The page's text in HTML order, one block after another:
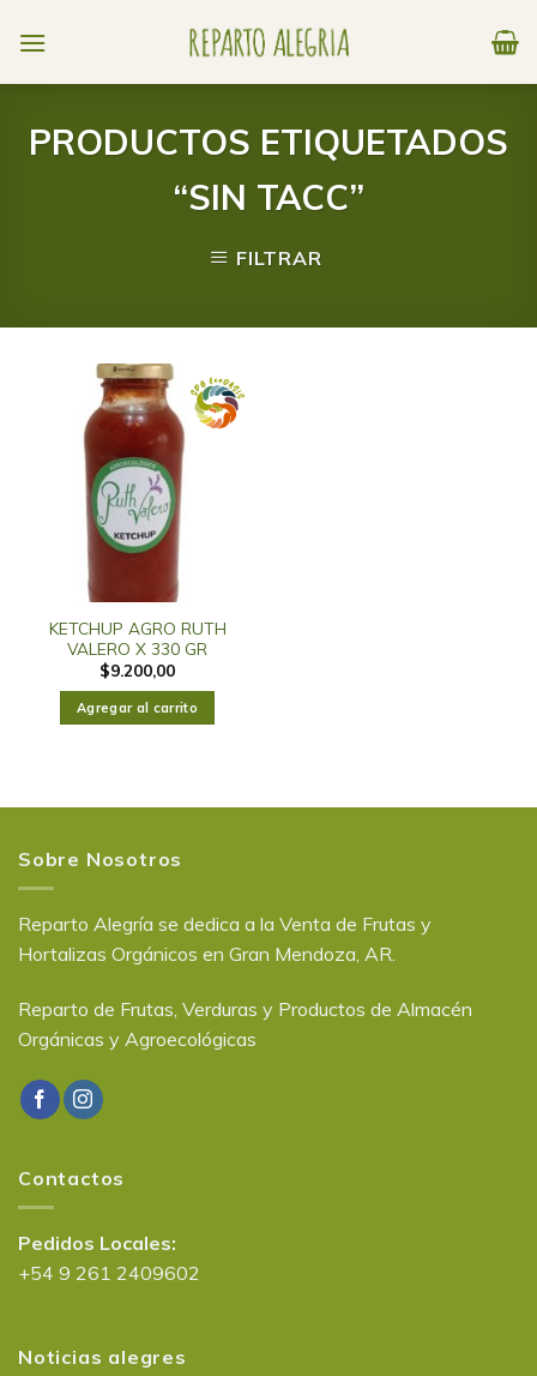
PRODUCTOS ETIQUETADOS
“SIN TACC”
FILTRAR
KETCHUP AGRO RUTH
VALERO X 330 GR
$9.200,00
Agregar al carrito
Sobre Nosotros
Reparto Alegría se dedica a la Venta de Frutas y
Hortalizas Orgánicos en Gran Mendoza, AR.
Reparto de Frutas, Verduras y Productos de Almacén
Orgánicas y Agroecológicas
Contactos
Pedidos Locales:
+54 9 261 2409602
Noticias alegres